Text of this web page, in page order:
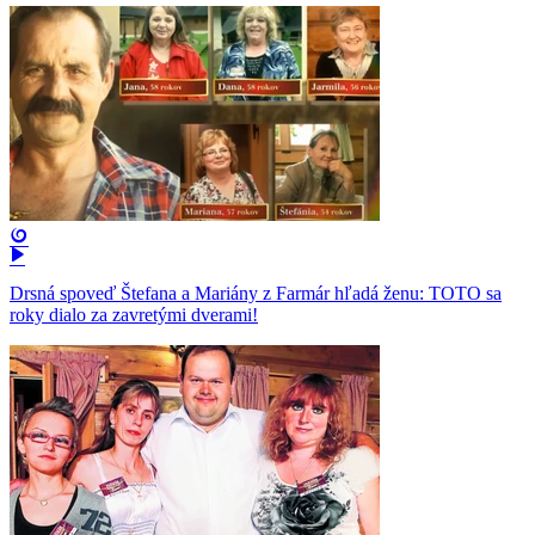
Drsná spoveď Štefana a Mariány z Farmár hľadá ženu: TOTO sa
roky dialo za zavretými dverami!